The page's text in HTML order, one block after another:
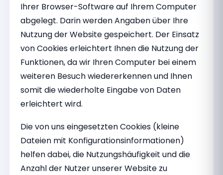
Ihrer Browser-Software auf Ihrem Computer
abgelegt. Darin werden Angaben über Ihre
Nutzung der Website gespeichert. Der Einsatz
von Cookies erleichtert Ihnen die Nutzung der
Funktionen, da wir Ihren Computer bei einem
weiteren Besuch wiedererkennen und Ihnen
somit die wiederholte Eingabe von Daten
erleichtert wird.
Die von uns eingesetzten Cookies (kleine
Dateien mit Konfigurationsinformationen)
helfen dabei, die Nutzungshäufigkeit und die
Anzahl der Nutzer unserer Website zu